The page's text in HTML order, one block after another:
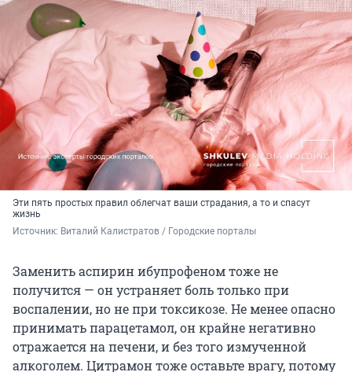
Эти пять простых правил облегчат ваши страдания, а то и спасут
жизнь
Источник: Виталий Калистратов / Городские порталы
Заменить аспирин ибупрофеном тоже не
получится — он устраняет боль только при
воспалении, но не при токсикозе. Не менее опасно
принимать парацетамол, он крайне негативно
отражается на печени, и без того измученной
алкоголем. Цитрамон тоже оставьте врагу, потому